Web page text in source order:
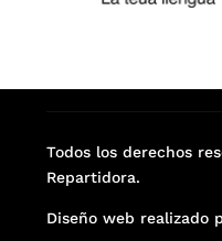
Todos los derechos
Repartidora.
Diseño web realizado